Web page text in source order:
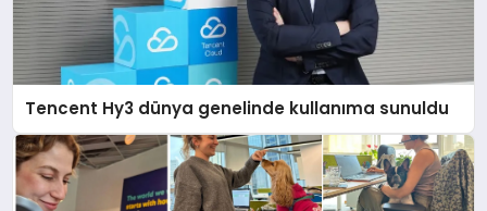
Tencent Hy3 dünya genelinde kullanıma sunuldu